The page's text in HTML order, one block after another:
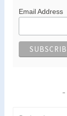
Email Address